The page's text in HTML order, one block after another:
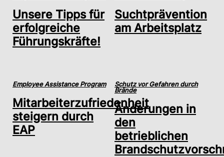
Unsere Tipps für
erfolgreiche
Führungskräfte!
Suchtprävention
am Arbeitsplatz
Employee Assistance Program
Mitarbeiterzufriedenheit
steigern durch
EAP
Schutz vor Gefahren durch
Brände
Änderungen in
den
betrieblichen